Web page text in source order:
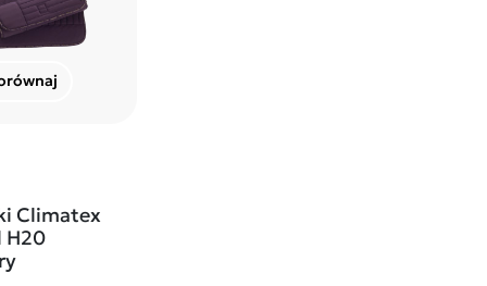
Climatex
H20